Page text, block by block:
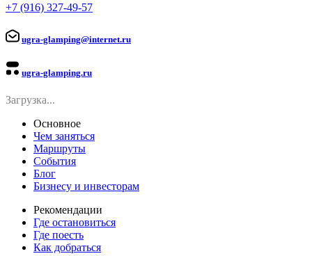
+7 (916) 327-49-57
ugra-glamping@internet.ru
ugra-glamping.ru
Загрузка...
Основное
Чем заняться
Маршруты
События
Блог
Бизнесу и инвесторам
Рекомендации
Где остановиться
Где поесть
Как добраться